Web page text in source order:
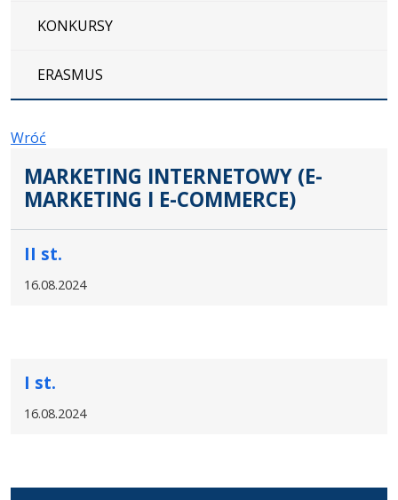
KONKURSY
ERASMUS
Wróć
MARKETING INTERNETOWY (E-
MARKETING I E-COMMERCE)
II st.
16.08.2024
I st.
16.08.2024